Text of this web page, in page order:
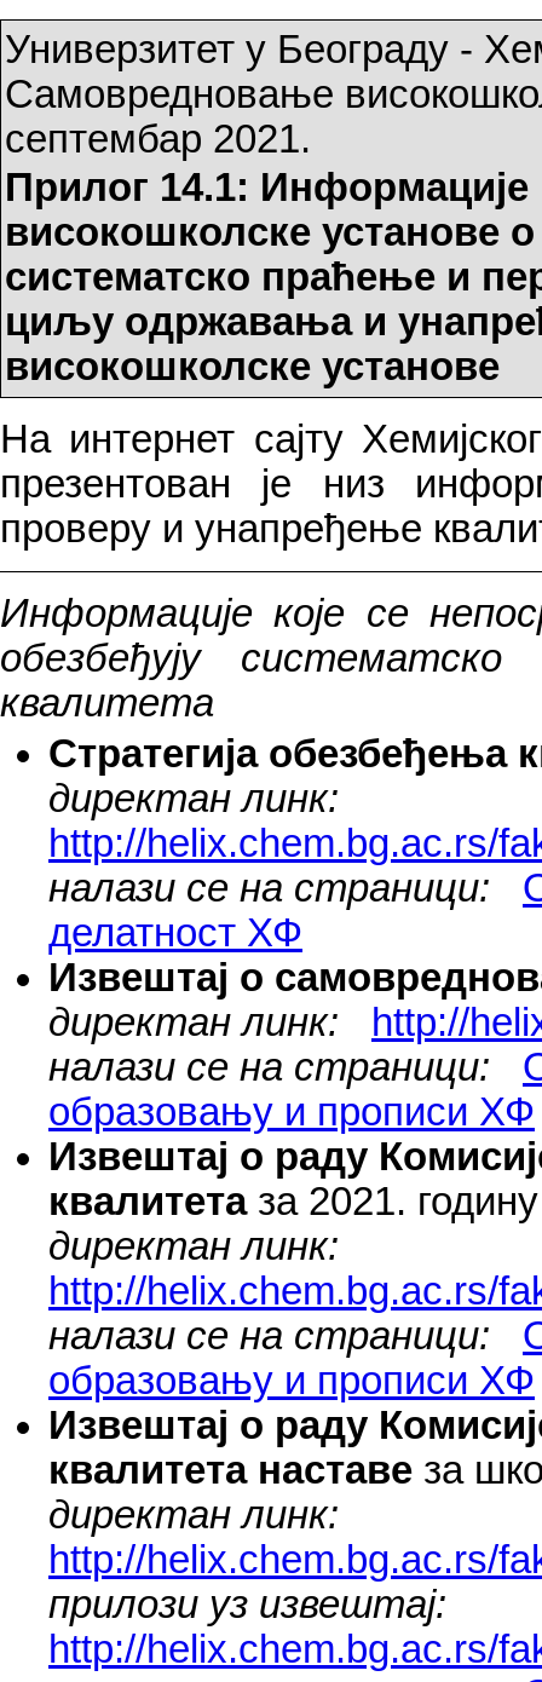
Универзитет у Београду -
Самовредновање
септембар 2021.
Прилог 14.1: Информације
високошколске установе о
систематско праћење и
циљу одржавања и
високошколске установе
На интернет сајту
презентован је низ
проверу и унапређење
Информације које се
обезбеђују
квалитета
Стратегија обезбеђења
директан линк:
http://helix.chem.bg.ac.rs/
налази се на страници:
делатност ХФ
Извештај о
директан линк:
http://
налази се на страници:
образовању и прописи ХФ
Извештај о раду
квалитетаза 2021. годину
директан линк:
http://helix.chem.bg.ac.rs/
налази се на страници:
образовању и прописи ХФ
Извештај о раду
квалитета наставе за
директан линк:
http://helix.chem.bg.ac.rs/
прилози уз извештај:
http://helix.chem.bg.ac.rs/